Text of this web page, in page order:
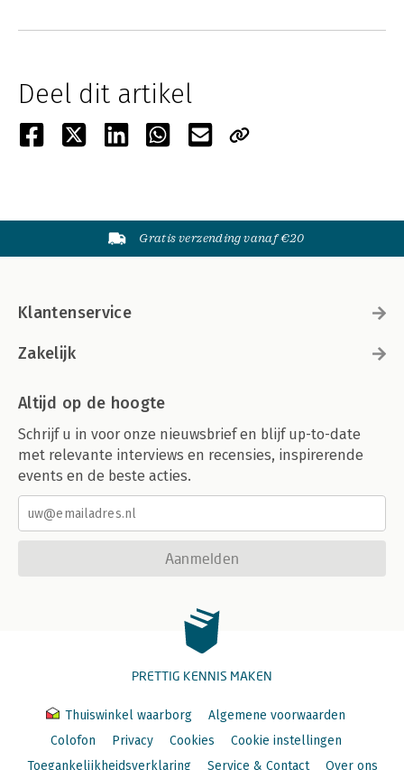
Deel dit artikel
Gratis verzending vanaf €20
Klantenservice
Zakelijk
Altijd op de hoogte
Schrijf u in voor onze nieuwsbrief en blijf up-to-date
met relevante interviews en recensies, inspirerende
events en de beste acties.
Aanmelden
PRETTIG KENNIS MAKEN
Thuiswinkel waarborg
Algemene voorwaarden
Colofon
Privacy Cookies
Cookie instellingen
Toegankelijkheidsverklaring
Service & Contact Over ons